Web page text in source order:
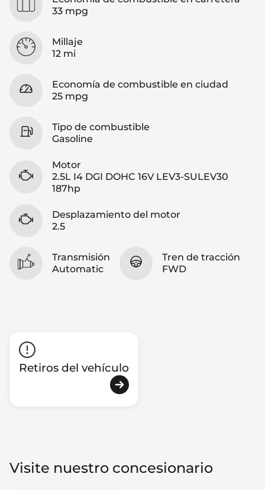
33 mpg
Millaje
12 mi
Economía de combustible en ciudad
25 mpg
Tipo de combustible
Gasoline
Motor
2.5L I4 DGI DOHC 16V LEV3-SULEV30
187hp
Desplazamiento del motor
2.5
Transmisión
Automatic
Tren de tracción
FWD
Retiros del vehículo
Visite nuestro concesionario